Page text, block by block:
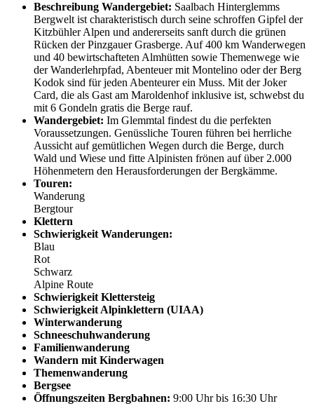
Beschreibung Wandergebiet: Saalbach Hinterglemms
Bergwelt ist charakteristisch durch seine schroffen Gipfel der
Kitzbühler Alpen und andererseits sanft durch die grünen
Rücken der Pinzgauer Grasberge. Auf 400 km Wanderwegen
und 40 bewirtschafteten Almhütten sowie Themenwege wie
der Wanderlehrpfad, Abenteuer mit Montelino oder der Berg
Kodok sind für jeden Abenteurer ein Muss. Mit der Joker
Card, die als Gast am Maroldenhof inklusive ist, schwebst du
mit 6 Gondeln gratis die Berge rauf.
Wandergebiet: Im Glemmtal findest du die perfekten
Voraussetzungen. Genüssliche Touren führen bei herrliche
Aussicht auf gemütlichen Wegen durch die Berge, durch
Wald und Wiese und fitte Alpinisten frönen auf über 2.000
Höhenmetern den Herausforderungen der Bergkämme.
Touren:
Wanderung
Bergtour
Klettern
Schwierigkeit Wanderungen:
Blau
Rot
Schwarz
Alpine Route
Schwierigkeit Klettersteig
Schwierigkeit Alpinklettern (UIAA)
Winterwanderung
Schneeschuhwanderung
Familienwanderung
Wandern mit Kinderwagen
Themenwanderung
Bergsee
Öffnungszeiten Bergbahnen: 9:00 Uhr bis 16:30 Uhr